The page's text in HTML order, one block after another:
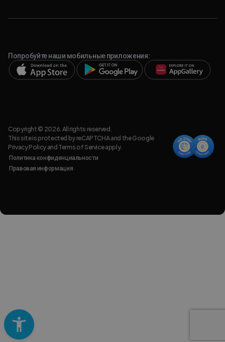
Попробуйте наши мобильные приложения:
Copyright © 2026. All rights reserved.
This site is protected by reCAPTCHA and the Google
Privacy Policyand Terms of Serviceapply.
Политика конфиденциальности
Правовая информация